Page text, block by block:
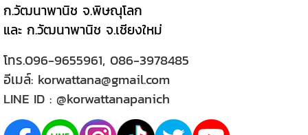
ก.วัฒนาพานิช จ.พิษณุโลก
และ ก.วัฒนาพานิช จ.เชียงใหม่
โทร.096-9655961, 086-3978485
อีเมล์: korwattana@gmail.com
LINE ID : @korwattanapanich